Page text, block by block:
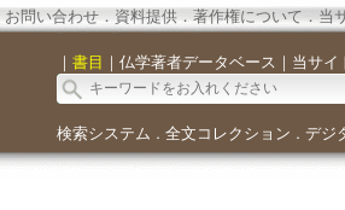
お問い合わせ． 資料提供．著作権について．当
｜ 書目 ｜ 仏学著者データベース ｜ 当サイ
検索システム ． 全文コレクション ． デジ